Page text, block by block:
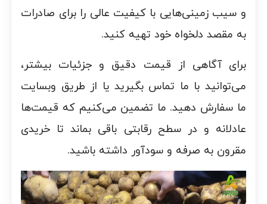
و سیب زمینی‌هایی با کیفیت عالی را برای صادرات
به مقصد دلخواه خود تهیه کنید.
برای آگاهی از قیمت دقیق و جزئیات بیشتر،
می‌توانید با ما تماس بگیرید یا از طریق وبسایت
ما سفارش دهید. ما تضمین می‌کنیم که قیمت‌ها
عادلانه و در سطح رقابتی باقی بماند تا خریدی
مقرون به صرفه و سودآور داشته باشید.